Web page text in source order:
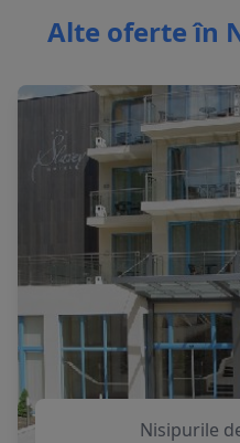
Alte oferte în
Nisipurile